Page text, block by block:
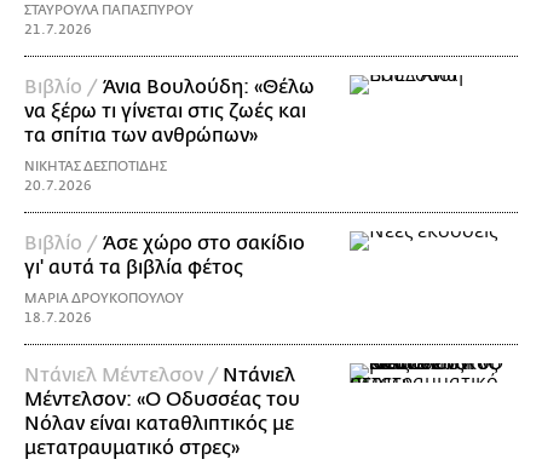
ΣΤΑΥΡΟΥΛΑ ΠΑΠΑΣΠΥΡΟΥ
21.7.2026
Βιβλίο / Άνια Βουλούδη: «Θέλω
να ξέρω τι γίνεται στις ζωές και
τα σπίτια των ανθρώπων»
ΝΙΚΗΤΑΣ ΔΕΣΠΟΤΙΔΗΣ
20.7.2026
Βιβλίο / Άσε χώρο στο σακίδιο
γι' αυτά τα βιβλία φέτος
ΜΑΡΙΑ ΔΡΟΥΚΟΠΟΥΛΟΥ
18.7.2026
Ντάνιελ Μέντελσον / Ντάνιελ
Μέντελσον: «Ο Οδυσσέας του
Νόλαν είναι καταθλιπτικός με
μετατραυματικό στρες»